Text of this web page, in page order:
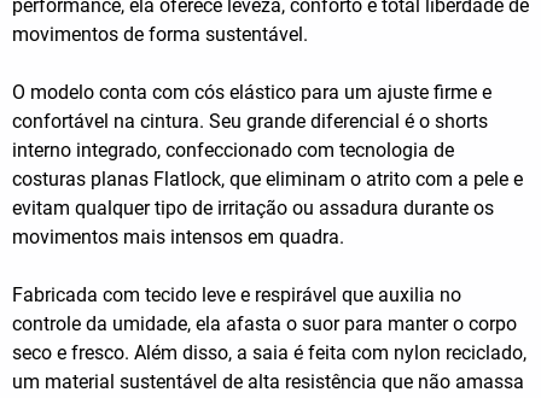
performance, ela oferece leveza, conforto e total liberdade de
movimentos de forma sustentável.
O modelo conta com cós elástico para um ajuste firme e
confortável na cintura. Seu grande diferencial é o shorts
interno integrado, confeccionado com tecnologia de
costuras planas Flatlock, que eliminam o atrito com a pele e
evitam qualquer tipo de irritação ou assadura durante os
movimentos mais intensos em quadra.
Fabricada com tecido leve e respirável que auxilia no
controle da umidade, ela afasta o suor para manter o corpo
seco e fresco. Além disso, a saia é feita com nylon reciclado,
um material sustentável de alta resistência que não amassa